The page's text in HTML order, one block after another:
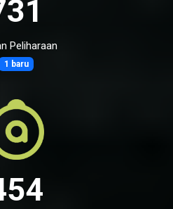
Peliharaan
1 baru